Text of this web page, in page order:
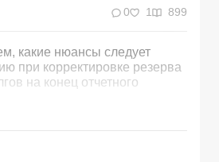
0 1 899
какие нюансы следует
при корректировке резерва
на конец отчетного